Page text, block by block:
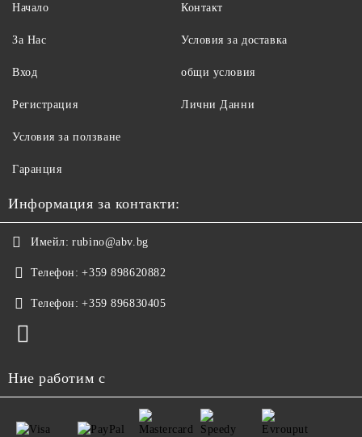
Начало
За Нас
Вход
Регистрация
Контакт
Условия за доставка
общи условия
Лични Данни
Условия за ползване
Гаранция
Информация за контакти:
Имейл: rubino@abv.bg
Телефон: +359 898620882
Телефон: +359 896830405
Ние работим с